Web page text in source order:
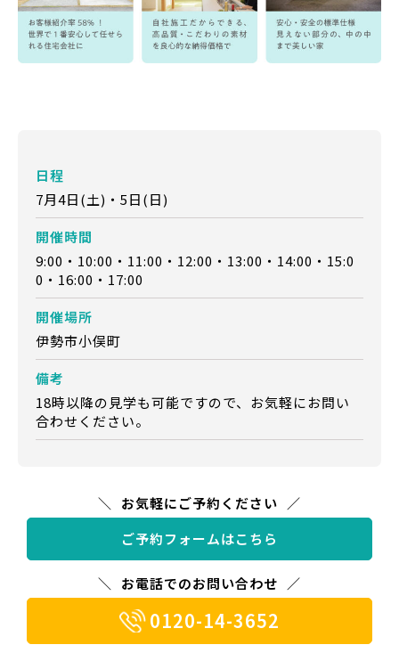
日程
7月4日(土)・5日(日)
開催時間
9:00・10:00・11:00・12:00・13:00・14:00・15:0
0・16:00・17:00
開催場所
伊勢市小俣町
備考
18時以降の見学も可能ですので、お気軽にお問い
合わせください。
お気軽にご予約ください
ご予約フォームはこちら
お電話でのお問い合わせ
0120-14-3652